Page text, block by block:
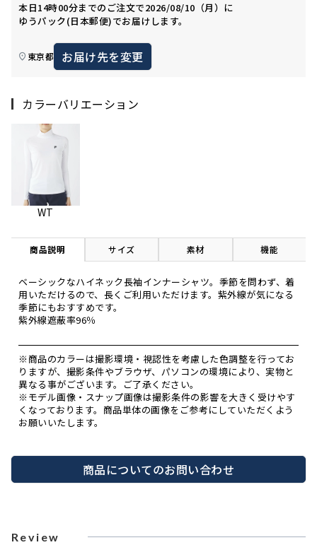
本日14時00分までのご注文で2026/08/10（月） に
ゆうパック(日本郵便)でお届けします。
東京都 お届け先を変更
カラーバリエーション
WT
商品説明 サイズ 素材 機能
ベーシックなハイネック長袖インナーシャツ。季節を問わず、着
用いただけるので、長くご利用いただけます。紫外線が気になる
季節にもおすすめです。
紫外線遮蔽率96％
※商品のカラーは撮影環境・視認性を考慮した色調整を行ってお
りますが、撮影条件やブラウザ、パソコンの環境により、実物と
異なる事がございます。ご了承ください。
※モデル画像・スナップ画像は撮影条件の影響を大きく受けやす
くなっております。商品単体の画像をご参考にしていただくよう
お願いいたします。
商品についてのお問い合わせ
Review